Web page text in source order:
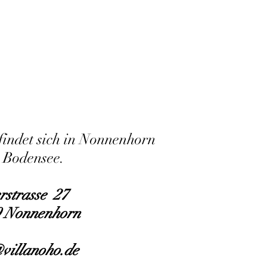
sich in Nonnenhorn
27
Nonnenhorn